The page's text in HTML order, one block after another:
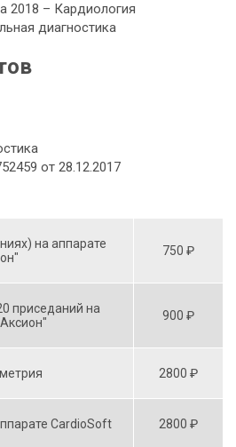
2018 – Кардиология
диагностика
от 28.12.2017
на аппарате
750 ₽
приседаний на
900 ₽
2800 ₽
CardioSoft 2800 ₽